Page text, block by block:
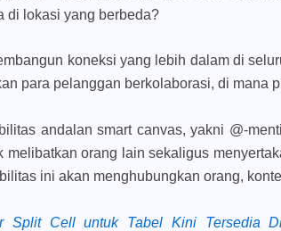
di lokasi yang berbeda?
koneksi yang lebih dalam di
para pelanggan berkolaborasi, di mana
andalan smart canvas, yakni @-
melibatkan orang lain sekaligus
ini akan menghubungkan orang,
Split Cell untuk Tabel Kini Tersedia